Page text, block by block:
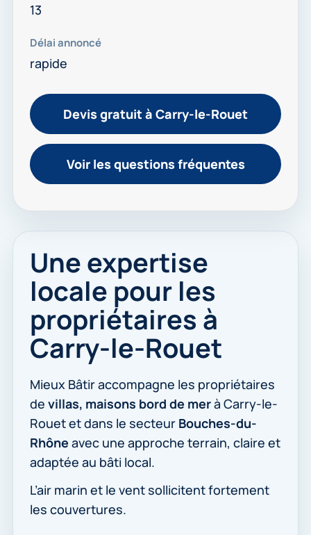
13
Délai annoncé
rapide
Devis gratuit à Carry-le-Rouet
Voir les questions fréquentes
Une expertise
locale pour les
propriétaires à
Carry-le-Rouet
Mieux Bâtir accompagne les propriétaires
de villas, maisons bord de merà Carry-le-
Rouet et dans le secteur Bouches-du-
Rhône avec une approche terrain, claire et
adaptée au bâti local.
L’air marin et le vent sollicitent fortement
les couvertures.